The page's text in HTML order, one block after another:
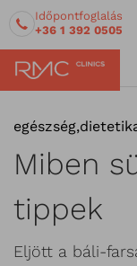
Időpontfoglalás
+36 1 392 0505
egészség,
Miben
tippek
Eljött a báli-